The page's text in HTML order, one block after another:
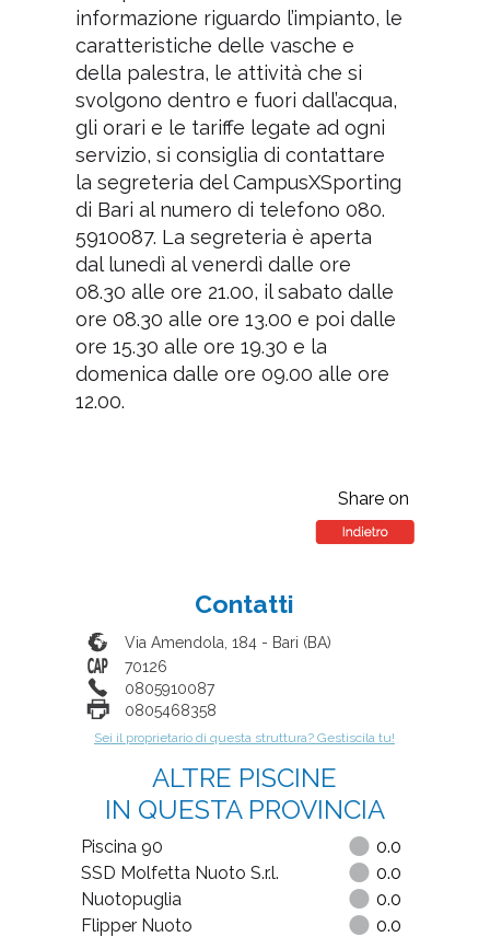
informazione riguardo l’impianto, le
caratteristiche delle vasche e
della palestra, le attività che si
svolgono dentro e fuori dall’acqua,
gli orari e le tariffe legate ad ogni
servizio, si consiglia di contattare
la segreteria del CampusXSporting
di Bari al numero di telefono 080.
5910087. La segreteria è aperta
dal lunedì al venerdì dalle ore
08.30 alle ore 21.00, il sabato dalle
ore 08.30 alle ore 13.00 e poi dalle
ore 15.30 alle ore 19.30 e la
domenica dalle ore 09.00 alle ore
12.00.
Share on
Contatti
Via Amendola, 184- Bari (BA)
70126
0805910087
0805468358
Sei il proprietario di questa struttura? Gestiscila tu!
ALTRE PISCINE
IN QUESTA PROVINCIA
Piscina 90
0.0
SSD Molfetta Nuoto S.r.l.
0.0
Nuotopuglia
0.0
Flipper Nuoto
0.0